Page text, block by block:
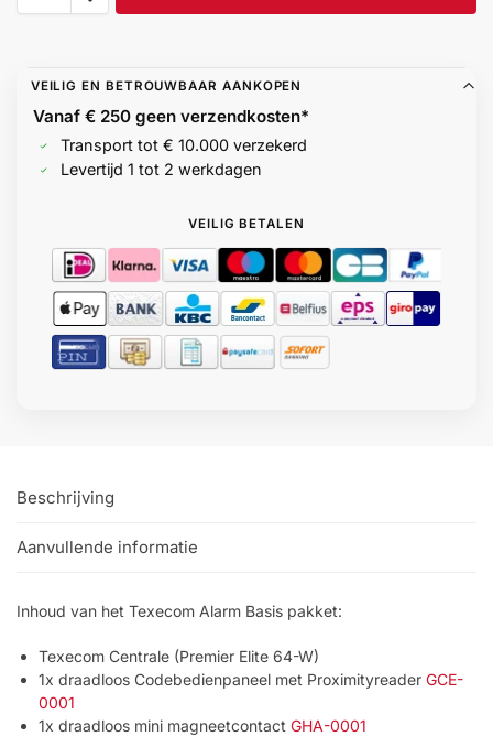
VEILIG EN BETROUWBAAR AANKOPEN
Vanaf € 250 geenverzendkosten*
Transport tot € 10.000 verzekerd
Levertijd 1 tot 2 werkdagen
VEILIG BETALEN
Beschrijving
Aanvullende informatie
Inhoud van het Texecom Alarm Basis pakket:
Texecom Centrale (Premier Elite 64-W)
1x draadloos Codebedienpaneel met Proximityreader GCE-
0001
1x draadloos mini magneetcontact GHA-0001